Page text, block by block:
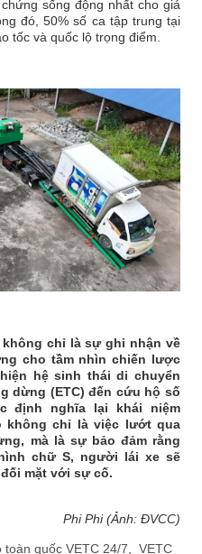
sống động nhất cho giá
đó, 50% số ca tập trung tại
tốc và quốc lộ trọng điểm.
không chỉ là sự ghi nhận về
cho tầm nhìn chiến lược
hệ sinh thái di chuyển
dừng (ETC) đến cứu hộ số
định nghĩa lại khái niệm
không chỉ là việc lướt qua
mà là sự bảo đảm rằng
chữ S, người lái xe sẽ
mặt với sự cố.
Phi Phi (Ảnh: ĐVCC)
toàn quốc VETC 24/7 VETC